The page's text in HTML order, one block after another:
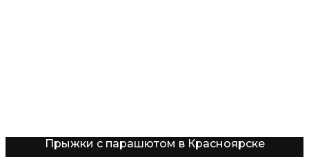
Прыжки с парашютом в Красноярске